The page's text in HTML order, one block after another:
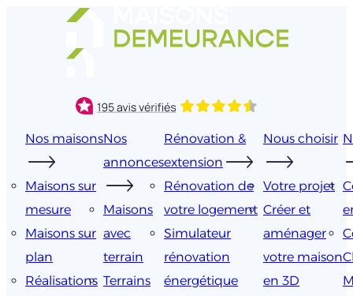
Nos maisons
Maisons sur
mesure
Maisons sur
plan
Réalisations
Nos
annonces
Maisons
avec
terrain
Terrains
Rénovation &
extension
Rénovation de
votre logement
Simulateur
rénovation
énergétique
Nous choisir
Votre projet
Créer et
aménager
votre maison
en 3D